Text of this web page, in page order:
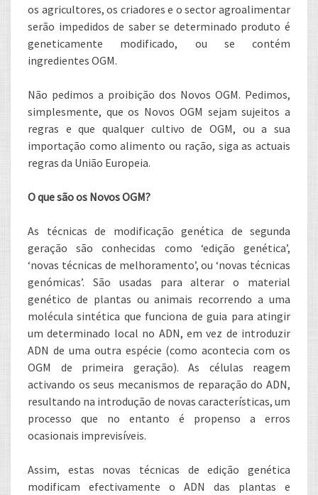
os agricultores, os criadores e o sector agroalimentar
serão impedidos de saber se determinado produto é
geneticamente modificado, ou se contém
ingredientes OGM.
Não pedimos a proibição dos Novos OGM. Pedimos,
simplesmente, que os Novos OGM sejam sujeitos a
regras e que qualquer cultivo de OGM, ou a sua
importação como alimento ou ração, siga as actuais
regras da União Europeia.
O que são os Novos OGM?
As técnicas de modificação genética de segunda
geração são conhecidas como ‘edição genética’,
‘novas técnicas de melhoramento’, ou ‘novas técnicas
genómicas’. São usadas para alterar o material
genético de plantas ou animais recorrendo a uma
molécula sintética que funciona de guia para atingir
um determinado local no ADN, em vez de introduzir
ADN de uma outra espécie (como acontecia com os
OGM de primeira geração). As células reagem
activando os seus mecanismos de reparação do ADN,
resultando na introdução de novas características, um
processo que no entanto é propenso a erros
ocasionais imprevisíveis.
Assim, estas novas técnicas de edição genética
modificam efectivamente o ADN das plantas e